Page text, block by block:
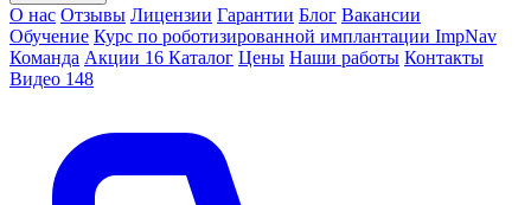
О нас Отзывы Лицензии Гарантии Блог Вакансии
Обучение Курс по роботизированной имплантации ImpNav
Команда Акции 16 Каталог Цены Наши работы Контакты
Видео 148